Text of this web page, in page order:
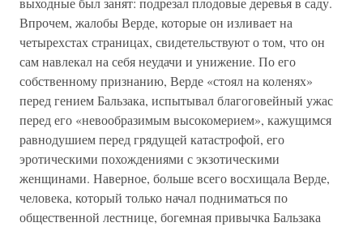
Впрочем, жалобы Верде, которые он изливает на
четырехстах страницах, свидетельствуют о том, что он
сам навлекал на себя неудачи и унижение. По его
собственному признанию, Верде «стоял на коленях»
перед гением Бальзака, испытывал благоговейный ужас
перед его «невообразимым высокомерием», кажущимся
равнодушием перед грядущей катастрофой, его
эротическими похождениями с экзотическими
женщинами. Наверное, больше всего восхищала Верде,
человека, который только начал подниматься по
общественной лестнице, богемная привычка Бальзака